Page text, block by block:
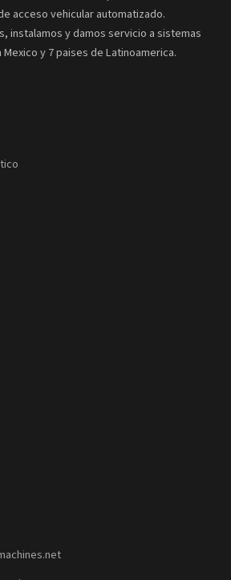
acceso vehicular automatizado.
instalamos y damos servicio a sistemas
y 7 paises de Latinoamerica.